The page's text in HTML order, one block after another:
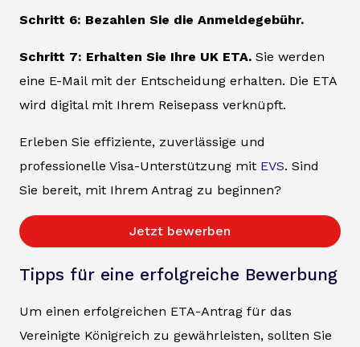
Schritt 6: Bezahlen Sie die Anmeldegebühr.
Schritt 7: Erhalten Sie Ihre UK ETA. Sie werden
eine E-Mail mit der Entscheidung erhalten. Die ETA
wird digital mit Ihrem Reisepass verknüpft.
Erleben Sie effiziente, zuverlässige und
professionelle Visa-Unterstützung mit EVS. Sind
Sie bereit, mit Ihrem Antrag zu beginnen?
Jetzt bewerben
Tipps für eine erfolgreiche Bewerbung
Um einen erfolgreichen ETA-Antrag für das
Vereinigte Königreich zu gewährleisten, sollten Sie